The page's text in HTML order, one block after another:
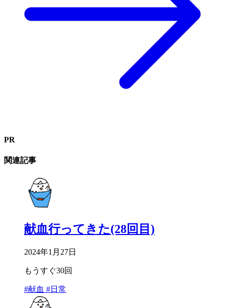
PR
関連記事
献血行ってきた(28回目)
2024年1月27日
もうすぐ30回
#献血 #日常